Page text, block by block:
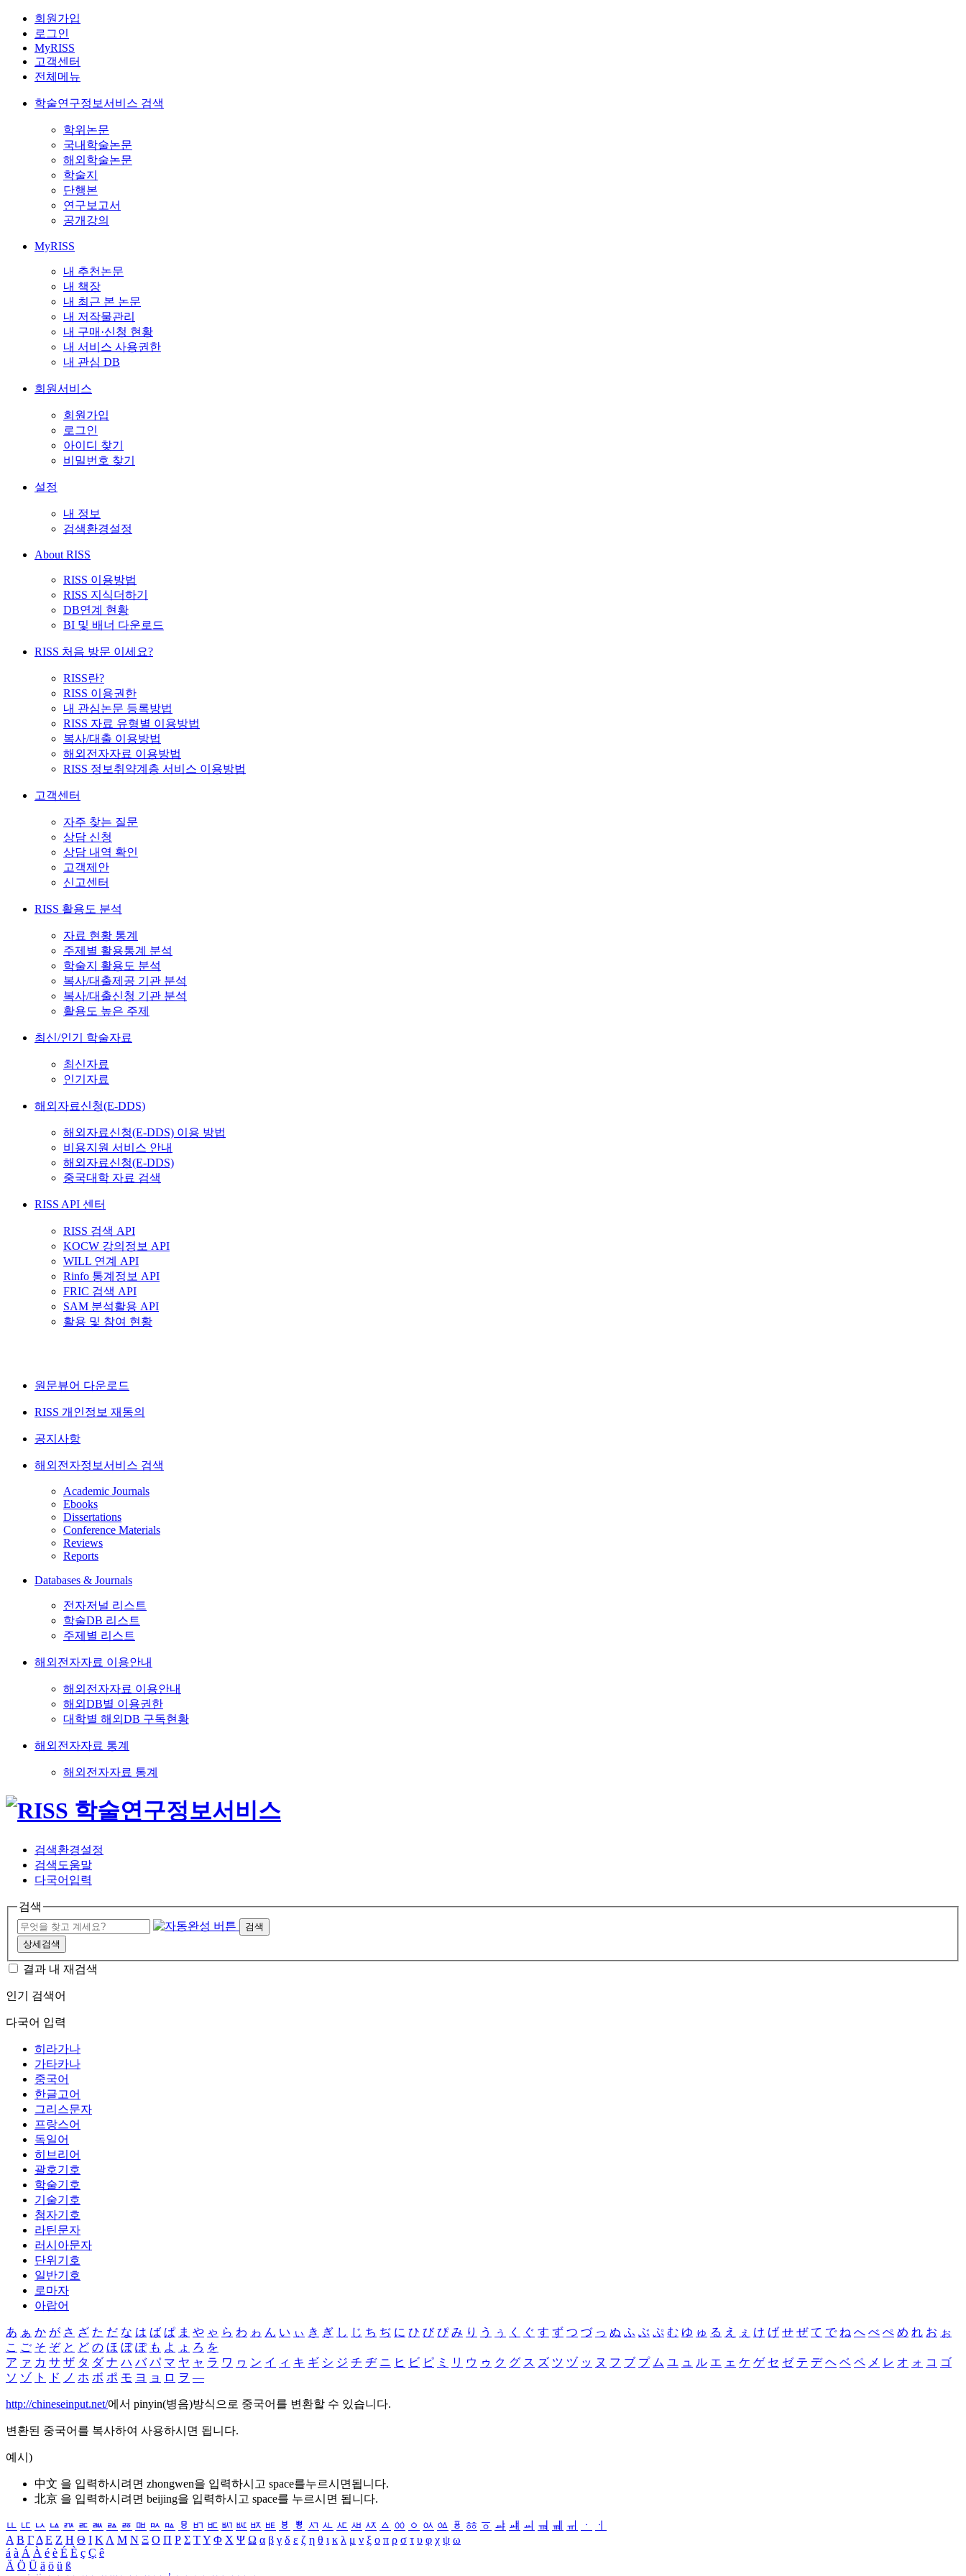
회원가입
로그인
MyRISS
고객센터
전체메뉴
학술연구정보서비스 검색
학위논문
국내학술논문
해외학술논문
학술지
단행본
연구보고서
공개강의
MyRISS
내 추천논문
내 책장
내 최근 본 논문
내 저작물관리
내 구매·신청 현황
내 서비스 사용권한
내 관심 DB
회원서비스
회원가입
로그인
아이디 찾기
비밀번호 찾기
설정
내 정보
검색환경설정
About RISS
RISS 이용방법
RISS 지식더하기
DB연계 현황
BI 및 배너 다운로드
RISS 처음 방문 이세요?
RISS란?
RISS 이용권한
내 관심논문 등록방법
RISS 자료 유형별 이용방법
복사/대출 이용방법
해외전자자료 이용방법
RISS 정보취약계층 서비스 이용방법
고객센터
자주 찾는 질문
상담 신청
상담 내역 확인
고객제안
신고센터
RISS 활용도 분석
자료 현황 통계
주제별 활용통계 분석
학술지 활용도 분석
복사/대출제공 기관 분석
복사/대출신청 기관 분석
활용도 높은 주제
최신/인기 학술자료
최신자료
인기자료
해외자료신청(E-DDS)
해외자료신청(E-DDS) 이용 방법
비용지원 서비스 안내
해외자료신청(E-DDS)
중국대학 자료 검색
RISS API 센터
RISS 검색 API
KOCW 강의정보 API
WILL 연계 API
Rinfo 통계정보 API
FRIC 검색 API
SAM 분석활용 API
활용 및 참여 현황
원문뷰어 다운로드
RISS 개인정보 재동의
공지사항
해외전자정보서비스 검색
Academic Journals
Ebooks
Dissertations
Conference Materials
Reviews
Reports
Databases & Journals
전자저널 리스트
학술DB 리스트
주제별 리스트
해외전자자료 이용안내
해외전자자료 이용안내
해외DB별 이용권한
대학별 해외DB 구독현황
해외전자자료 통계
해외전자자료 통계
검색환경설정
검색도움말
다국어입력
검색
검색
상세검색
결과 내 재검색
인기 검색어
다국어 입력
히라가나
가타카나
중국어
한글고어
그리스문자
프랑스어
독일어
히브리어
괄호기호
학술기호
기술기호
첨자기호
라틴문자
러시아문자
단위기호
일반기호
로마자
아랍어
あ ぁ か が さ ざ た だ な は ば ぱ ま や ゃ ら わ ゎ ん い ぃ き ぎ し じ ち ぢ に ひ び ぴ み り う ぅ く ぐ す ず つ づ っ ぬ ふ ぶ ぷ む ゆ ゅ る え ぇ け げ せ ぜ て で ね へ べ ぺ め れ お ぉ
こ ご そ ぞ と ど の ほ ぼ ぽ も よ ょ ろ を
ア ァ カ サ ザ タ ダ ナ ハ バ パ マ ヤ ャ ラ ワ ヮ ン イ ィ キ ギ シ ジ チ ヂ ニ ヒ ビ ピ ミ リ ウ ゥ ク グ ス ズ ツ ヅ ッ ヌ フ ブ プ ム ユ ュ ル エ ェ ケ ゲ セ ゼ テ デ ヘ ベ ペ メ レ オ ォ コ ゴ
ソ ゾ ト ド ノ ホ ボ ポ モ ヨ ョ ロ ヲ ―
http://chineseinput.net/에서 pinyin(병음)방식으로 중국어를 변환할 수 있습니다.
변환된 중국어를 복사하여 사용하시면 됩니다.
예시)
中文 을 입력하시려면 zhongwen을 입력하시고 space를누르시면됩니다.
北京 을 입력하시려면 beijing을 입력하시고 space를 누르시면 됩니다.
ㅥ ㅦ ㅧ ㅨ ㅩ ㅪ ㅫ ㅬ ㅭ ㅮ ㅯ ㅰ ㅱ ㅲ ㅳ ㅴ ㅵ ㅶ ㅷ ㅸ ㅹ ㅺ ㅻ ㅼ ㅽ ㅾ ㅿ ㆀ ㆁ ㆂ ㆃ ㆄ ㆅ ㆆ ㆇ ㆈ ㆉ ㆊ ㆋ ㆌ ㆍ
ㆎ
Α Β ΓΔ Ε Ζ Η Θ Ι ΚΛ Μ Ν Ξ Ο Π Ρ Σ ΤΥ Φ Χ Ψ Ω α β γ δ ε ζ η θ ι κ λ μ ν ξ ο π ρ σ τ υ φ χ ψ ω
á à Á À é è É È ç Ç ê
Ä Ö Ü ä ö ü ß